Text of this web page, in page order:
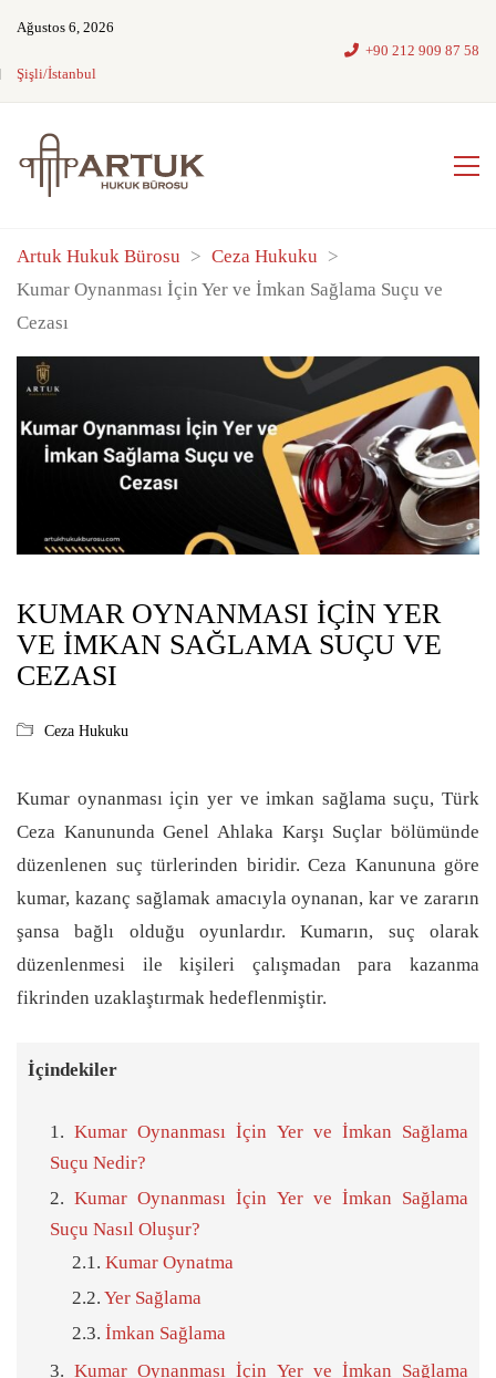
Ağustos 6, 2026
Şişli/İstanbul
+90 212 909 87 58
Artuk Hukuk Bürosu > Ceza Hukuku >
Kumar Oynanması İçin Yer ve İmkan Sağlama Suçu ve
Cezası
KUMAR OYNANMASI İÇIN YER
VE İMKAN SAĞLAMA SUÇU VE
CEZASI
Ceza Hukuku
Kumar oynanması için yer ve imkan sağlama suçu, Türk
Ceza Kanununda Genel Ahlaka Karşı Suçlar bölümünde
düzenlenen suç türlerinden biridir. Ceza Kanununa göre
kumar, kazanç sağlamak amacıyla oynanan, kar ve zararın
şansa bağlı olduğu oyunlardır.
Kumarın, suç olarak
düzenlenmesi ile kişileri çalışmadan para kazanma
fikrinden uzaklaştırmak hedeflenmiştir.
İçindekiler
Kumar Oynanması İçin Yer ve İmkan Sağlama
Suçu Nedir?
Kumar Oynanması İçin Yer ve İmkan Sağlama
Suçu Nasıl Oluşur?
Kumar Oynatma
Yer Sağlama
İmkan Sağlama
Kumar Oynanması İçin Yer ve İmkan Sağlama